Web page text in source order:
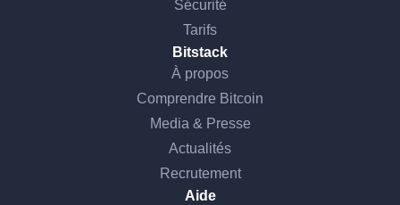
Sécurité
Tarifs
Bitstack
À propos
Comprendre Bitcoin
Media & Presse
Actualités
Recrutement
Aide